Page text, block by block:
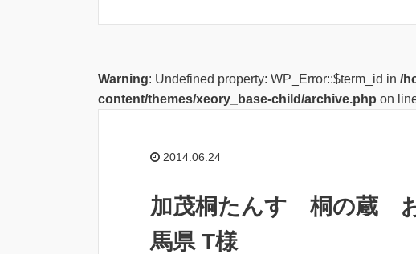
Warning: Undefined property: WP_Error::$term_id in /
content/themes/xeory_base-child/archive.php on
2014.06.24
加茂桐たんす 桐の蔵
馬県 T様